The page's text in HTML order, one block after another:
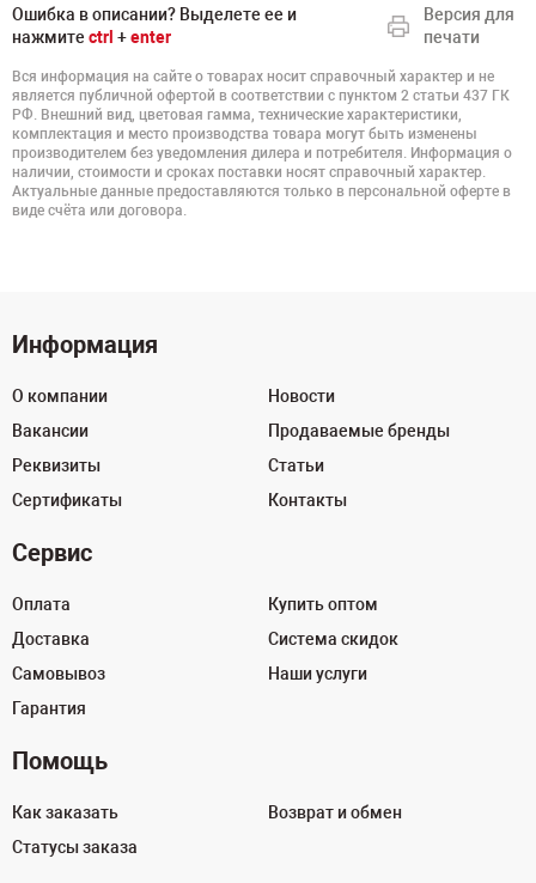
Ошибка в описании? Выделете ее и
нажмите ctrl +enter
Версия для
печати
Вся информация на сайте о товарах носит справочный характер и не
является публичной офертой в соответствии с пунктом 2 статьи 437 ГК
РФ. Внешний вид, цветовая гамма, технические характеристики,
комплектация и место производства товара могут быть изменены
производителем без уведомления дилера и потребителя. Информация о
наличии, стоимости и сроках поставки носят справочный характер.
Актуальные данные предоставляются только в персональной оферте в
виде счёта или договора.
Информация
О компании
Вакансии
Реквизиты
Сертификаты
Новости
Продаваемые бренды
Статьи
Контакты
Сервис
Оплата
Доставка
Самовывоз
Гарантия
Купить оптом
Система скидок
Наши услуги
Помощь
Как заказать
Статусы заказа
Возврат и обмен